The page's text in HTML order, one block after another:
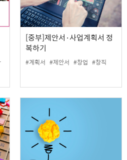
#책방
[중부]제안서·사업계획서 정
복하기
#계획서 #제안서 #창업 #창직